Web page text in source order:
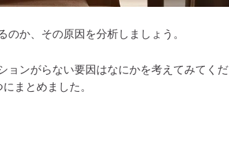
か、その原因を分析しましょう。
ョンがらない要因はなにかを考えてみてくだ
まとめました。